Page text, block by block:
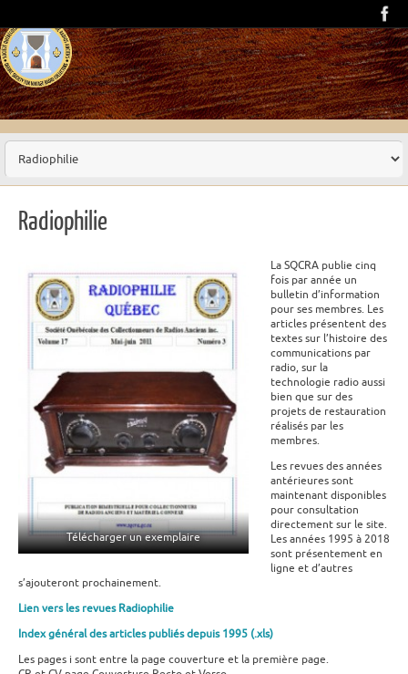
Radiophilie
Télécharger un exemplaire
La SQCRA publie cinq
fois par année un
bulletin d’information
pour ses membres. Les
articles présentent des
textes sur l’histoire des
communications par
radio, sur la
technologie radio aussi
bien que sur des
projets de restauration
réalisés par les
membres.
Les revues des années
antérieures sont
maintenant disponibles
pour consultation
directement sur le site.
Les années 1995 à 2018
sont présentement en
ligne et d’autres
s’ajouteront prochainement.
Lien vers les revues Radiophilie
Index général des articles publiés depuis 1995 (.xls)
Les pages i sont entre la page couverture et la première page.